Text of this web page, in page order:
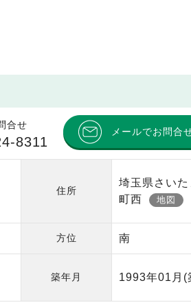
合せ
8311
メールでお問合
住所
埼玉県さい
町西
地図
方位 南
築年月 1993年01月 (